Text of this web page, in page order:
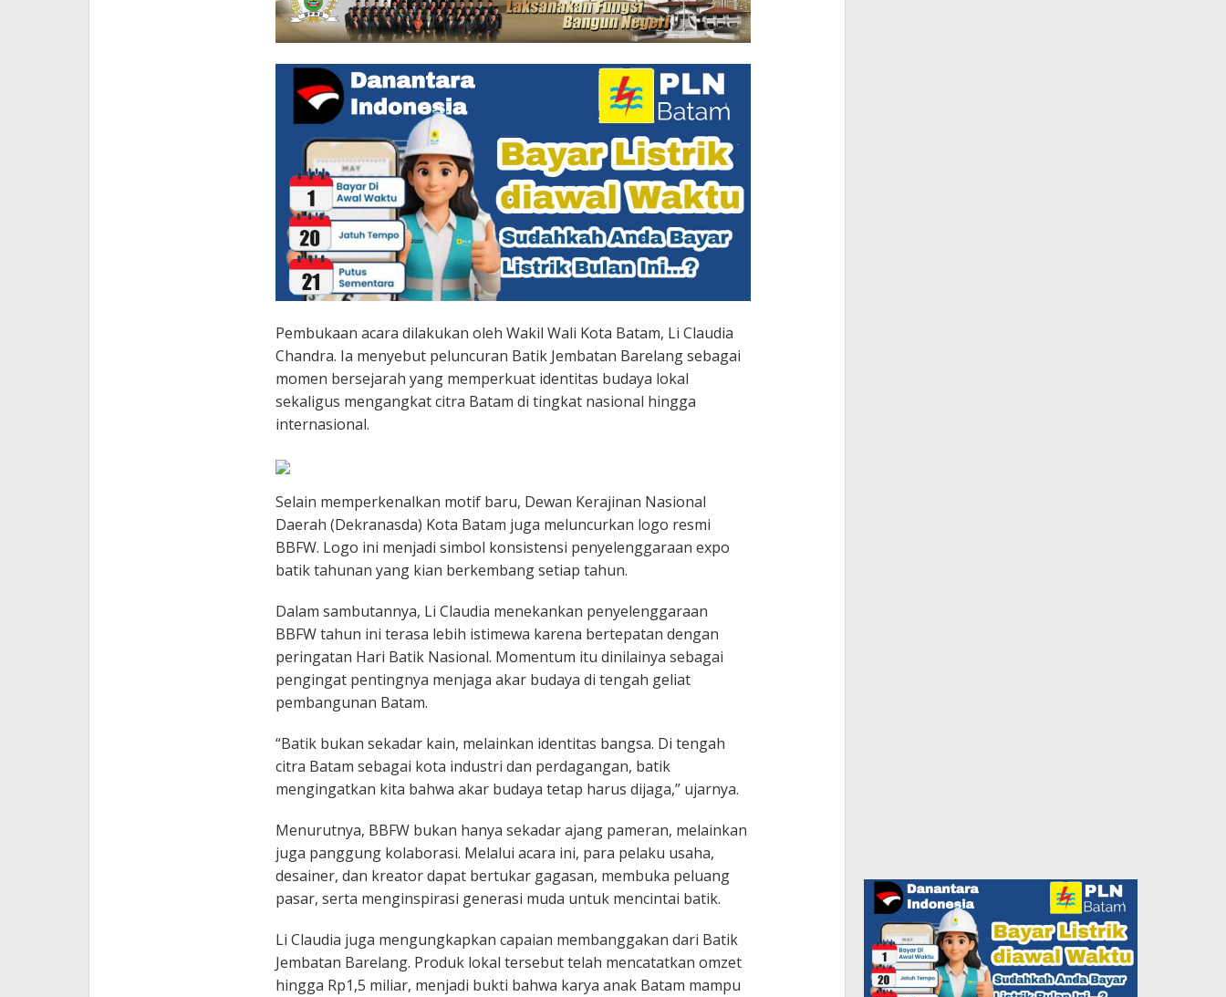
Pembukaan acara dilakukan oleh Wakil Wali Kota Batam, Li Claudia
Chandra. Ia menyebut peluncuran Batik Jembatan Barelang sebagai
momen bersejarah yang memperkuat identitas budaya lokal
sekaligus mengangkat citra Batam di tingkat nasional hingga
internasional.
Selain memperkenalkan motif baru, Dewan Kerajinan Nasional
Daerah (Dekranasda) Kota Batam juga meluncurkan logo resmi
BBFW. Logo ini menjadi simbol konsistensi penyelenggaraan expo
batik tahunan yang kian berkembang setiap tahun.
Dalam sambutannya, Li Claudia menekankan penyelenggaraan
BBFW tahun ini terasa lebih istimewa karena bertepatan dengan
peringatan Hari Batik Nasional. Momentum itu dinilainya sebagai
pengingat pentingnya menjaga akar budaya di tengah geliat
pembangunan Batam.
“Batik bukan sekadar kain, melainkan identitas bangsa. Di tengah
citra Batam sebagai kota industri dan perdagangan, batik
mengingatkan kita bahwa akar budaya tetap harus dijaga,” ujarnya.
Menurutnya, BBFW bukan hanya sekadar ajang pameran, melainkan
juga panggung kolaborasi. Melalui acara ini, para pelaku usaha,
desainer, dan kreator dapat bertukar gagasan, membuka peluang
pasar, serta menginspirasi generasi muda untuk mencintai batik.
Li Claudia juga mengungkapkan capaian membanggakan dari Batik
Jembatan Barelang. Produk lokal tersebut telah mencatatkan omzet
hingga Rp1,5 miliar, menjadi bukti bahwa karya anak Batam mampu